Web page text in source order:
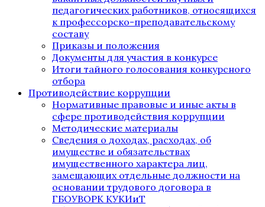
педагогических работников, относящихся
к профессорско-преподавательскому
составу
Приказы и положения
Документы для участия в конкурсе
Итоги тайного голосования конкурсного
отбора
Противодействие коррупции
Нормативные правовые и иные акты в
сфере противодействия коррупции
Методические материалы
Сведения о доходах, расходах, об
имуществе и обязательствах
имущественного характера лиц,
замещающих отдельные должности на
основании трудового договора в
ГБОУВОРК КУКИиТ